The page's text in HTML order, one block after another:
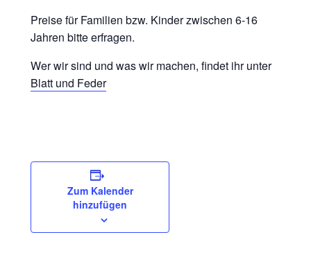
Preise für Familien bzw. Kinder zwischen 6-16
Jahren bitte erfragen.
Wer wir sind und was wir machen, findet ihr unter
Blatt und Feder
Zum Kalender
hinzufügen